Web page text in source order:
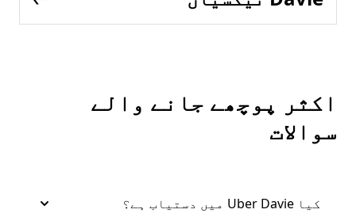
اکثر پوچھے جانے والے
سوالات
کیا Uber Davie میں دستیاب ہے؟